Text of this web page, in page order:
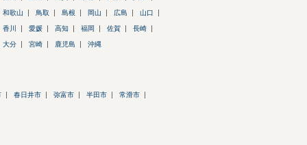
和歌山 鳥取 島根 岡山 広島 山口
香川 愛媛 高知 福岡 佐賀 長崎
大分 宮崎 鹿児島 沖縄
春日井市 弥富市 半田市 常滑市